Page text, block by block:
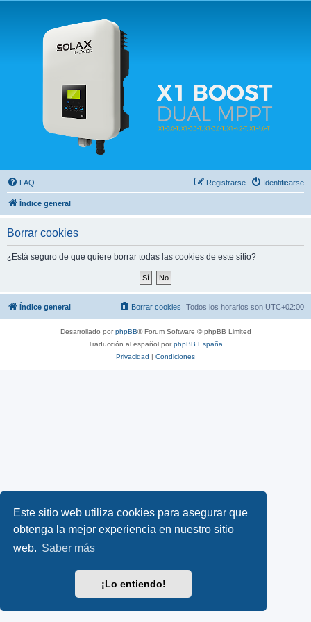
Este sitio web utiliza cookies para asegurar que
obtenga la mejor experiencia en nuestro sitio
web. Saber más
¡Lo entiendo!
Solax FAQ
Lugar para intercambiar dudas sobre inversores solares Solax y temas relacionados.
FAQ Identificarse
Registrarse
Índice general
Borrar cookies
¿Está seguro de que quiere borrar todas las cookies de este sitio?
Índice general Todos los horarios son UTC+02:00
Borrar cookies
Desarrollado porphpBB® Forum Software © phpBB Limited
Traducción al español porphpBB España
Privacidad | Condiciones